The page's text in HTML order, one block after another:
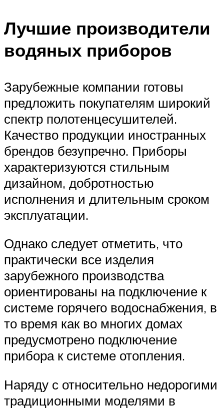
Лучшие производители
водяных приборов
Зарубежные компании готовы
предложить покупателям широкий
спектр полотенцесушителей.
Качество продукции иностранных
брендов безупречно. Приборы
характеризуются стильным
дизайном, добротностью
исполнения и длительным сроком
эксплуатации.
Однако следует отметить, что
практически все изделия
зарубежного производства
ориентированы на подключение к
системе горячего водоснабжения, в
то время как во многих домах
предусмотрено подключение
прибора к системе отопления.
Наряду с относительно недорогими
традиционными моделями в